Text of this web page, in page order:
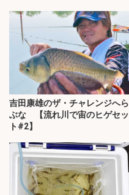
吉田康雄のザ・チャレンジへら
ぶな 【流れ川で宙のヒゲセッ
ト#2】